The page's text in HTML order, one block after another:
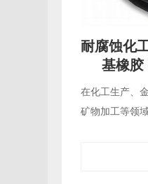
耐腐蚀化
基橡胶
在化工生产、
矿物加工等领
构成了极为严